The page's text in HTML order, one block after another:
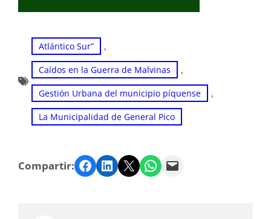
Atlántico Sur” ,
Caídos en la Guerra de Malvinas ,
Gestión Urbana del municipio píquense ,
La Municipalidad de General Pico
Compartir: Facebook LinkedIn Twitter WhatsApp Email